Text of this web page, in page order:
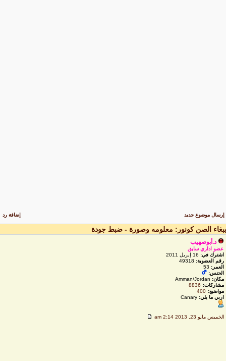
إرسال موضوع جديد إضافة رد
الصن كونور: معلومه وصورة - ضبط جودة
د.أبوصهيب
عضو اداري سابق
اشترك في:16 إبريل 2011
رقم العضوية:49318
العمر: 53
الجنس:
مكان:Amman/Jordan
مشاركات:
8836
مواضيع:
400
اربي ما يلي:Canary
الخميس مايو 23, 2013 2:14 am